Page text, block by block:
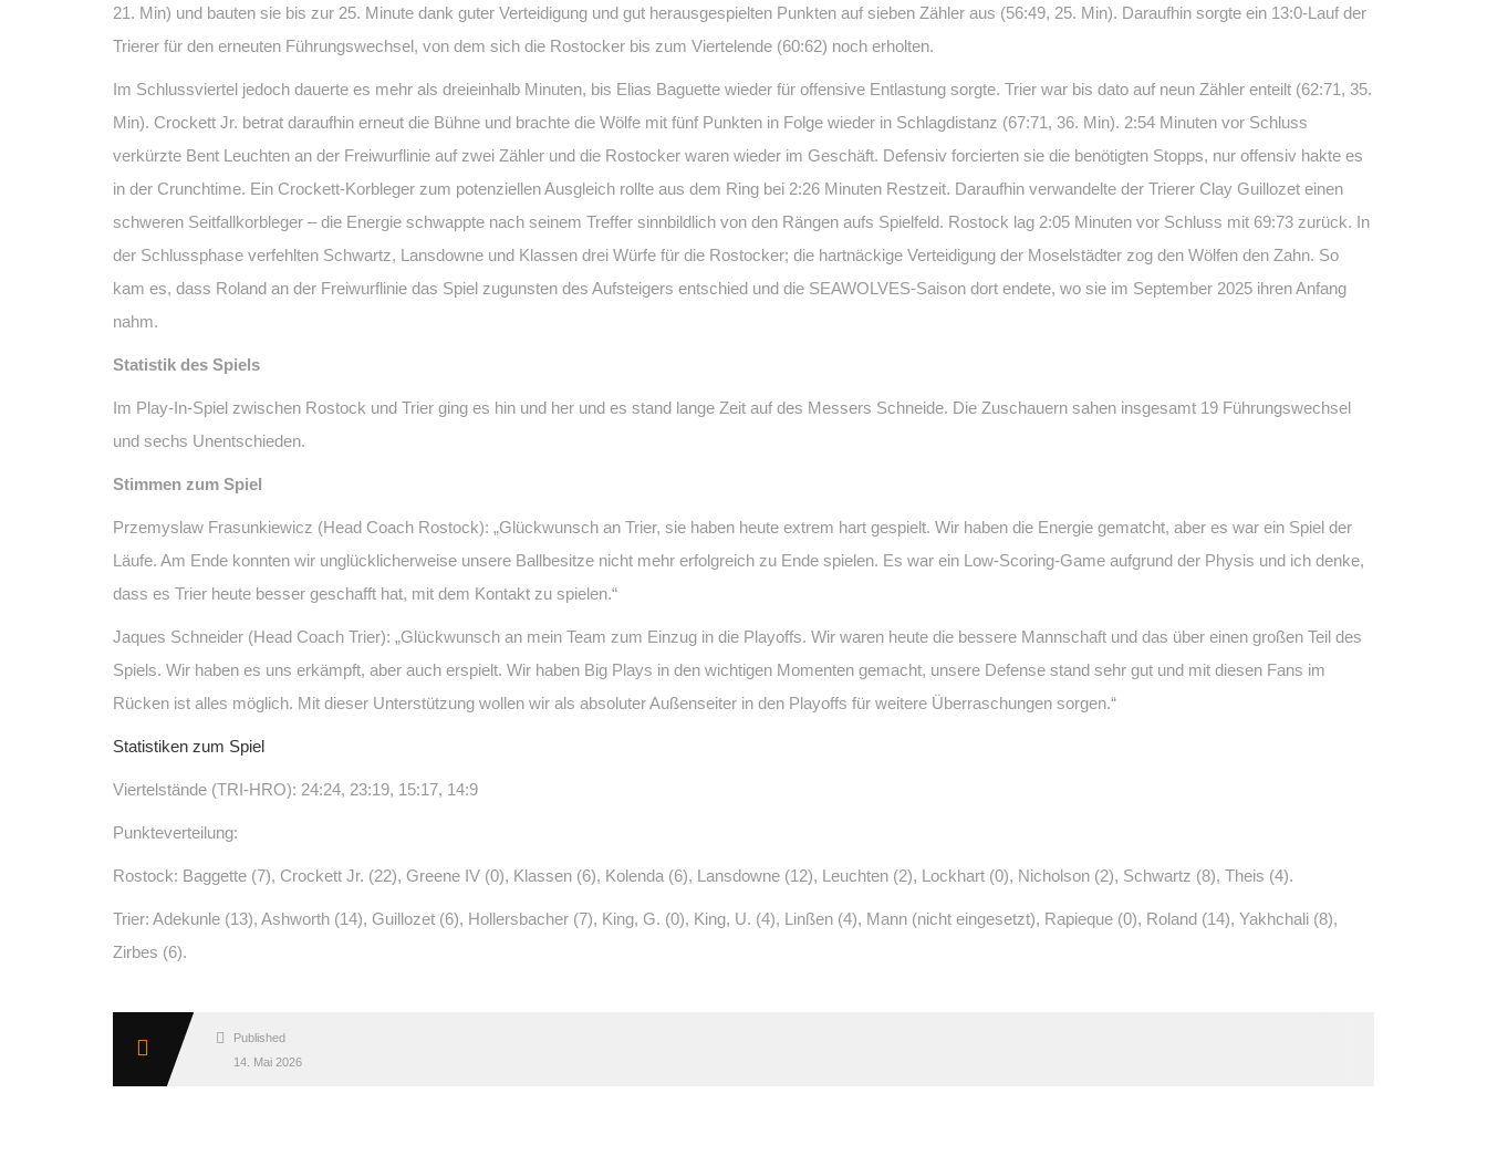
21. Min) und bauten sie bis zur 25. Minute dank guter Verteidigung und gut herausgespielten Punkten auf sieben Zähler aus (56:49, 25. Min). Daraufhin sorgte ein 13:0-Lauf der
Trierer für den erneuten Führungswechsel, von dem sich die Rostocker bis zum Viertelende (60:62) noch erholten.
Im Schlussviertel jedoch dauerte es mehr als dreieinhalb Minuten, bis Elias Baguette wieder für offensive Entlastung sorgte. Trier war bis dato auf neun Zähler enteilt (62:71, 35.
Min). Crockett Jr. betrat daraufhin erneut die Bühne und brachte die Wölfe mit fünf Punkten in Folge wieder in Schlagdistanz (67:71, 36. Min). 2:54 Minuten vor Schluss
verkürzte Bent Leuchten an der Freiwurflinie auf zwei Zähler und die Rostocker waren wieder im Geschäft. Defensiv forcierten sie die benötigten Stopps, nur offensiv hakte es
in der Crunchtime. Ein Crockett-Korbleger zum potenziellen Ausgleich rollte aus dem Ring bei 2:26 Minuten Restzeit. Daraufhin verwandelte der Trierer Clay Guillozet einen
schweren Seitfallkorbleger – die Energie schwappte nach seinem Treffer sinnbildlich von den Rängen aufs Spielfeld. Rostock lag 2:05 Minuten vor Schluss mit 69:73 zurück. In
der Schlussphase verfehlten Schwartz, Lansdowne und Klassen drei Würfe für die Rostocker; die hartnäckige Verteidigung der Moselstädter zog den Wölfen den Zahn. So
kam es, dass Roland an der Freiwurflinie das Spiel zugunsten des Aufsteigers entschied und die SEAWOLVES-Saison dort endete, wo sie im September 2025 ihren Anfang
nahm.
Statistik des Spiels
Im Play-In-Spiel zwischen Rostock und Trier ging es hin und her und es stand lange Zeit auf des Messers Schneide. Die Zuschauern sahen insgesamt 19 Führungswechsel
und sechs Unentschieden.
Stimmen zum Spiel
Przemyslaw Frasunkiewicz (Head Coach Rostock): „Glückwunsch an Trier, sie haben heute extrem hart gespielt. Wir haben die Energie gematcht, aber es war ein Spiel der
Läufe. Am Ende konnten wir unglücklicherweise unsere Ballbesitze nicht mehr erfolgreich zu Ende spielen. Es war ein Low-Scoring-Game aufgrund der Physis und ich denke,
dass es Trier heute besser geschafft hat, mit dem Kontakt zu spielen.“
Jaques Schneider (Head Coach Trier): „Glückwunsch an mein Team zum Einzug in die Playoffs. Wir waren heute die bessere Mannschaft und das über einen großen Teil des
Spiels. Wir haben es uns erkämpft, aber auch erspielt. Wir haben Big Plays in den wichtigen Momenten gemacht, unsere Defense stand sehr gut und mit diesen Fans im
Rücken ist alles möglich. Mit dieser Unterstützung wollen wir als absoluter Außenseiter in den Playoffs für weitere Überraschungen sorgen.“
Statistiken zum Spiel
Viertelstände (TRI-HRO): 24:24, 23:19, 15:17, 14:9
Punkteverteilung:
Rostock: Baggette (7), Crockett Jr. (22), Greene IV (0), Klassen (6), Kolenda (6), Lansdowne (12), Leuchten (2), Lockhart (0), Nicholson (2), Schwartz (8), Theis (4).
Trier: Adekunle (13), Ashworth (14), Guillozet (6), Hollersbacher (7), King, G. (0), King, U. (4), Linßen (4), Mann (nicht eingesetzt), Rapieque (0), Roland (14), Yakhchali (8),
Zirbes (6).
Published
14. Mai 2026